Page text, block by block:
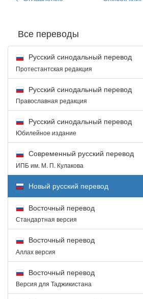
Все переводы
Русский синодальный перевод
Протестантская редакция
Русский синодальный перевод
Православная редакция
Русский синодальный перевод
Юбилейное издание
Современный русский перевод
ИПБ им. М. П. Кулакова
Новый русский перевод
Восточный перевод
Стандартная версия
Восточный перевод
Аллах версия
Восточный перевод
Версия для Таджикистана